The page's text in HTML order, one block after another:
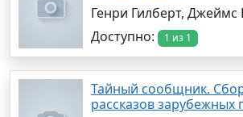
Генри Гилберт, Джеймс
Доступно:
1 из 1
Тайный сообщник.
рассказов зарубежных